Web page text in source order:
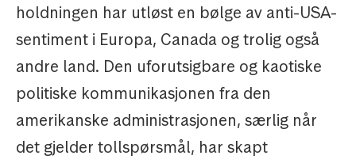
holdningen har utløst en bølge av anti-USA-
sentiment i Europa, Canada og trolig også
andre land. Den uforutsigbare og kaotiske
politiske kommunikasjonen fra den
amerikanske administrasjonen, særlig når
det gjelder tollspørsmål, har skapt